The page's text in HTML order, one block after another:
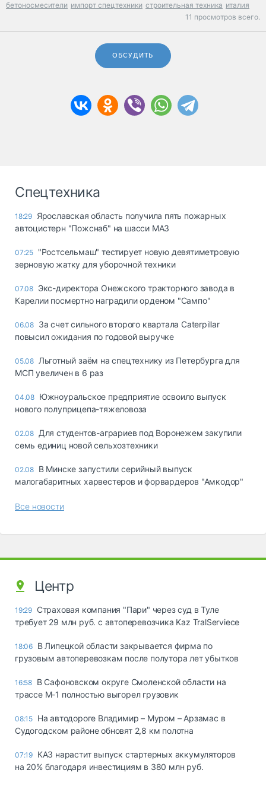
бетоносмесители импорт спецтехники строительная техника италия
11 просмотров всего.
ОБСУДИТЬ
Спецтехника
18:29 Ярославская область получила пять пожарных
автоцистерн "Пожснаб" на шасси МАЗ
07:25 "Ростсельмаш" тестирует новую девятиметровую
зерновую жатку для уборочной техники
07.08 Экс-директора Онежского тракторного завода в
Карелии посмертно наградили орденом "Сампо"
06.08 За счет сильного второго квартала Caterpillar
повысил ожидания по годовой выручке
05.08 Льготный заём на спецтехнику из Петербурга для
МСП увеличен в 6 раз
04.08 Южноуральское предприятие освоило выпуск
нового полуприцепа-тяжеловоза
02.08 Для студентов-аграриев под Воронежем закупили
семь единиц новой сельхозтехники
02.08 В Минске запустили серийный выпуск
малогабаритных харвестеров и форвардеров "Амкодор"
Все новости
Центр
19:29 Страховая компания "Пари" через суд в Туле
требует 29 млн руб. с автоперевозчика Kaz TralServiece
18:06 В Липецкой области закрывается фирма по
грузовым автоперевозкам после полутора лет убытков
16:58 В Сафоновском округе Смоленской области на
трассе М-1 полностью выгорел грузовик
08:15 На автодороге Владимир – Муром – Арзамас в
Судогодском районе обновят 2,8 км полотна
07:19 КАЗ нарастит выпуск стартерных аккумуляторов
на 20% благодаря инвестициям в 380 млн руб.